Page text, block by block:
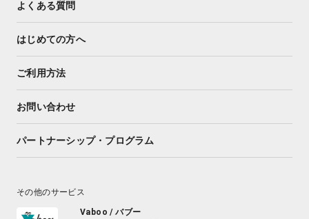
よくある質問
はじめての方へ
ご利用方法
お問い合わせ
パートナーシップ・プログラム
その他のサービス
Vaboo / バブー